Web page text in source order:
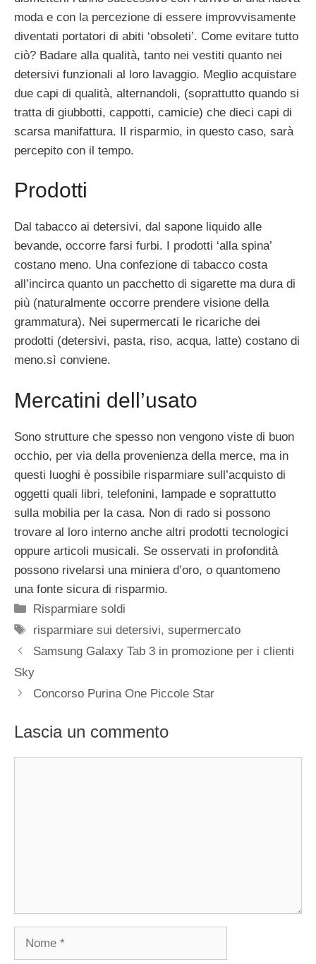
moda e con la percezione di essere improvvisamente
diventati portatori di abiti ‘obsoleti’. Come evitare tutto
ciò? Badare alla qualità, tanto nei vestiti quanto nei
detersivi funzionali al loro lavaggio. Meglio acquistare
due capi di qualità, alternandoli, (soprattutto quando si
tratta di giubbotti, cappotti, camicie) che dieci capi di
scarsa manifattura. Il risparmio, in questo caso, sarà
percepito con il tempo.
Prodotti
Dal tabacco ai detersivi, dal sapone liquido alle
bevande, occorre farsi furbi. I prodotti ‘alla spina’
costano meno. Una confezione di tabacco costa
all’incirca quanto un pacchetto di sigarette ma dura di
più (naturalmente occorre prendere visione della
grammatura). Nei supermercati le ricariche dei
prodotti (detersivi, pasta, riso, acqua, latte) costano di
meno.sì conviene.
Mercatini dell’usato
Sono strutture che spesso non vengono viste di buon
occhio, per via della provenienza della merce, ma in
questi luoghi è possibile risparmiare sull’acquisto di
oggetti quali libri, telefonini, lampade e soprattutto
sulla mobilia per la casa. Non di rado si possono
trovare al loro interno anche altri prodotti tecnologici
oppure articoli musicali. Se osservati in profondità
possono rivelarsi una miniera d’oro, o quantomeno
una fonte sicura di risparmio.
Categorie
Risparmiare soldi
Tag
risparmiare sui detersivi,supermercato
Samsung Galaxy Tab 3 in promozione per i clienti
Sky
Concorso Purina One Piccole Star
Lascia un commento
Nome